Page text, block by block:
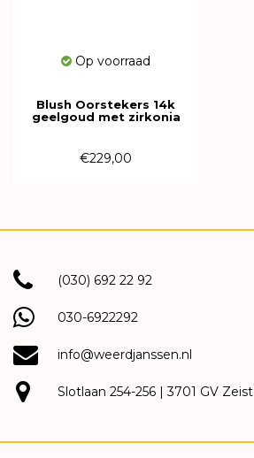
Op voorraad
Blush Oorstekers 14k
geelgoud met zirkonia
€229,00
(030) 692 22 92
030-6922292
info@weerdjanssen.nl
Slotlaan 254-256 | 3701 GV Zeist